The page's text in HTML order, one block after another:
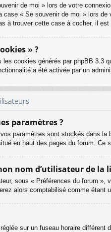
de moi » lors de votre
case « Se souvenir de moi » lors
à trouver cette case à cocher, il
» ?
les cookies générés par phpBB 3.3
a été activée par un
paramètres ?
paramètres sont stockés dans la
en haut des pages du forum.
nom d’utilisateur de la
sous « Préférences du forum
alors comptabilisé comme étant
réglée sur un fuseau horaire